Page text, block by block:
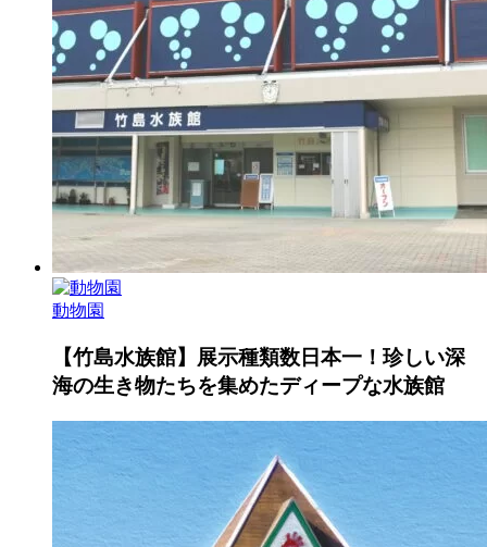
動物園
【竹島水族館】展示種類数日本一！珍しい深
海の生き物たちを集めたディープな水族館